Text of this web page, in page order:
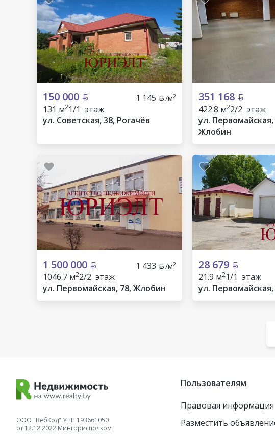
150 000 1 145 /м2
131 м21/1 этаж
ул. Советская, 38, Рогачёв
351 168
422.8 м22/2 этаж
ул.
Жлобин
1 500 000 1 433 /м2
1046.7 м22/2 этаж
ул. Первомайская, 78, Жлобин
28 679
21.9 м21/1 этаж
ул.
ООО "ВебКод" УНП 193661050
от 12.12.2022 Мингорисполком
Пользователям
Правовая информация
Разместить